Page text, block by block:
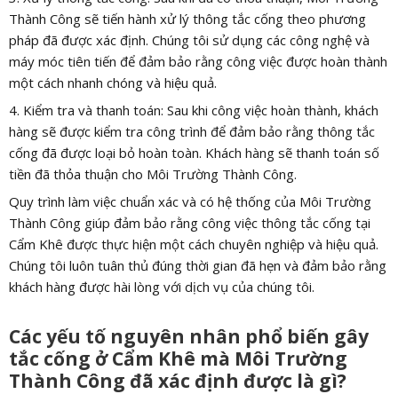
Thành Công sẽ tiến hành xử lý thông tắc cống theo phương
pháp đã được xác định. Chúng tôi sử dụng các công nghệ và
máy móc tiên tiến để đảm bảo rằng công việc được hoàn thành
một cách nhanh chóng và hiệu quả.
4. Kiểm tra và thanh toán: Sau khi công việc hoàn thành, khách
hàng sẽ được kiểm tra công trình để đảm bảo rằng thông tắc
cống đã được loại bỏ hoàn toàn. Khách hàng sẽ thanh toán số
tiền đã thỏa thuận cho Môi Trường Thành Công.
Quy trình làm việc chuẩn xác và có hệ thống của Môi Trường
Thành Công giúp đảm bảo rằng công việc thông tắc cống tại
Cẩm Khê được thực hiện một cách chuyên nghiệp và hiệu quả.
Chúng tôi luôn tuân thủ đúng thời gian đã hẹn và đảm bảo rằng
khách hàng được hài lòng với dịch vụ của chúng tôi.
Các yếu tố nguyên nhân phổ biến gây
tắc cống ở Cẩm Khê mà Môi Trường
Thành Công đã xác định được là gì?